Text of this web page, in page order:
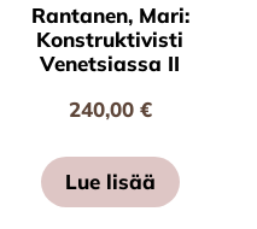
Rantanen, Mari:
Konstruktivisti
Venetsiassa II
240,00 €
Lue lisää